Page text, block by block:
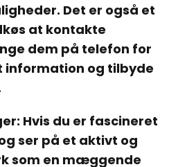
Det er også et
at kontakte
dem på telefon for
og tilbyde
Hvis du er fascineret
ser på et aktivt og
som en mæggende